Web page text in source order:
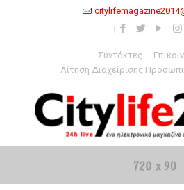
Συντάκτες
Αίτηση Διαχείρισης